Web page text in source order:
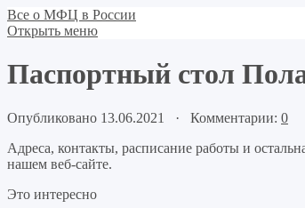
Все о МФЦ в России
Открыть меню
Паспортный стол
Опубликовано 13.06.2021 · Комментарии: 0
Адреса, контакты, расписание работы и
нашем веб-сайте.
Это интересно